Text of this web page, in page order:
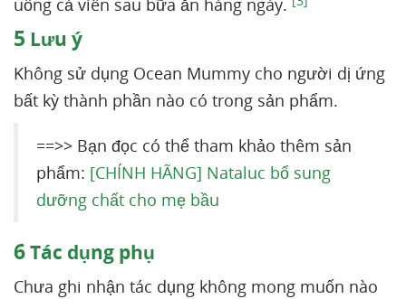
uống cả viên sau bữa ăn hàng ngày.
5 Lưu ý
Không sử dụng Ocean Mummy cho người dị ứng
bất kỳ thành phần nào có trong sản phẩm.
==>> Bạn đọc có thể tham khảo thêm sản
phẩm: [CHÍNH HÃNG] Nataluc bổ sung
dưỡng chất cho mẹ bầu
6Tác dụng phụ
Chưa ghi nhận tác dụng không mong muốn nào